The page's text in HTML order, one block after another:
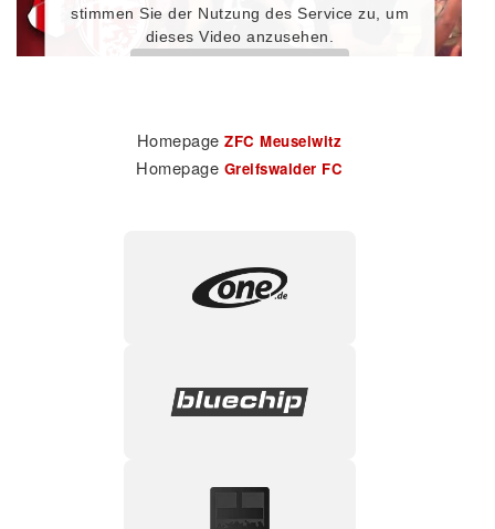
stimmen Sie der Nutzung des Service zu, um
dieses Video anzusehen.
Usercentrics Consent Management
HomepageZFC Meuselwitz
Homepage Greifswalder FC